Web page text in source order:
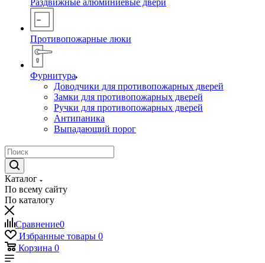
Раздвижные алюминиевые двери
Противопожарные люки
Фурнитура
Доводчики для противопожарных дверей
Замки для противопожарных дверей
Ручки для противопожарных дверей
Антипаника
Выпадающий порог
Каталог
По всему сайту
По каталогу
Сравнение0
Избранные товары 0
Корзина 0